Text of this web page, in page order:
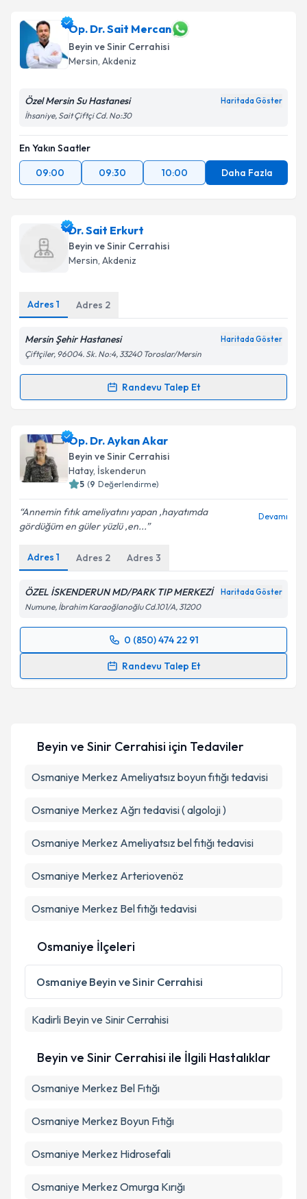
Op. Dr. Sait Mercan
Beyin ve Sinir Cerrahisi
Mersin, Akdeniz
Özel Mersin Su Hastanesi Haritada Göster
İhsaniye, Sait Çiftçi Cd. No:30
En Yakın Saatler
09:00
09:30 10:00 Daha Fazla
Dr. Sait Erkurt
Beyin ve Sinir Cerrahisi
Mersin, Akdeniz
Adres 1 Adres 2
Mersin Şehir Hastanesi Haritada Göster
Çiftçiler, 96004. Sk. No:4, 33240 Toroslar/Mersin
Randevu Talep Et
Randevu Takvimi Talebi
Dr. Sait Erkurtiçin randevu takvimi talebi oluşturun.
Size bu uzmandan randevu almanız için bir takvim
hazırlandığında e-posta ile bilgilendireceğiz.
Kişisel verilerimin işlenmesine ilişkin
Metni'ni okudum ve kişisel verilerimin belirtilen
kapsamda işlenmesini kabul ediyorum.
Takvim Talebini Gönder
Op. Dr. Aykan Akar
Beyin ve Sinir Cerrahisi
Hatay, İskenderun
5 (9 Değerlendirme)
Annemin fıtık ameliyatını yapan ,hayatımda
gördüğüm en güler yüzlü ,en...
Devamı
Adres 1 Adres 2 Adres 3
ÖZEL İSKENDERUN MD/PARK TIP MERKEZİ Haritada Göster
Numune, İbrahim Karaoğlanoğlu Cd.101/A, 31200
0 (850) 474 22 91
Randevu Talep Et
Randevu Takvimi Talebi
E-posta Adresiniz
Kişisel verilerimin işlenmesine ilişkinAydınlatma
kapsamda işlenmesini kabul ediyorum.
Beyin ve Sinir Cerrahisi için Tedaviler
Osmaniye Merkez Ameliyatsız boyun fıtığı tedavisi
Osmaniye Merkez Ağrı tedavisi ( algoloji )
Osmaniye Merkez Ameliyatsız bel fıtığı tedavisi
Osmaniye Merkez Arteriovenöz
Osmaniye Merkez Bel fıtığı tedavisi
Osmaniye İlçeleri
Osmaniye Beyin ve Sinir Cerrahisi
Kadirli Beyin ve Sinir Cerrahisi
Beyin ve Sinir Cerrahisi ile İlgili Hastalıklar
Osmaniye Merkez Bel Fıtığı
Osmaniye Merkez Boyun Fıtığı
Osmaniye Merkez Hidrosefali
Osmaniye Merkez Omurga Kırığı